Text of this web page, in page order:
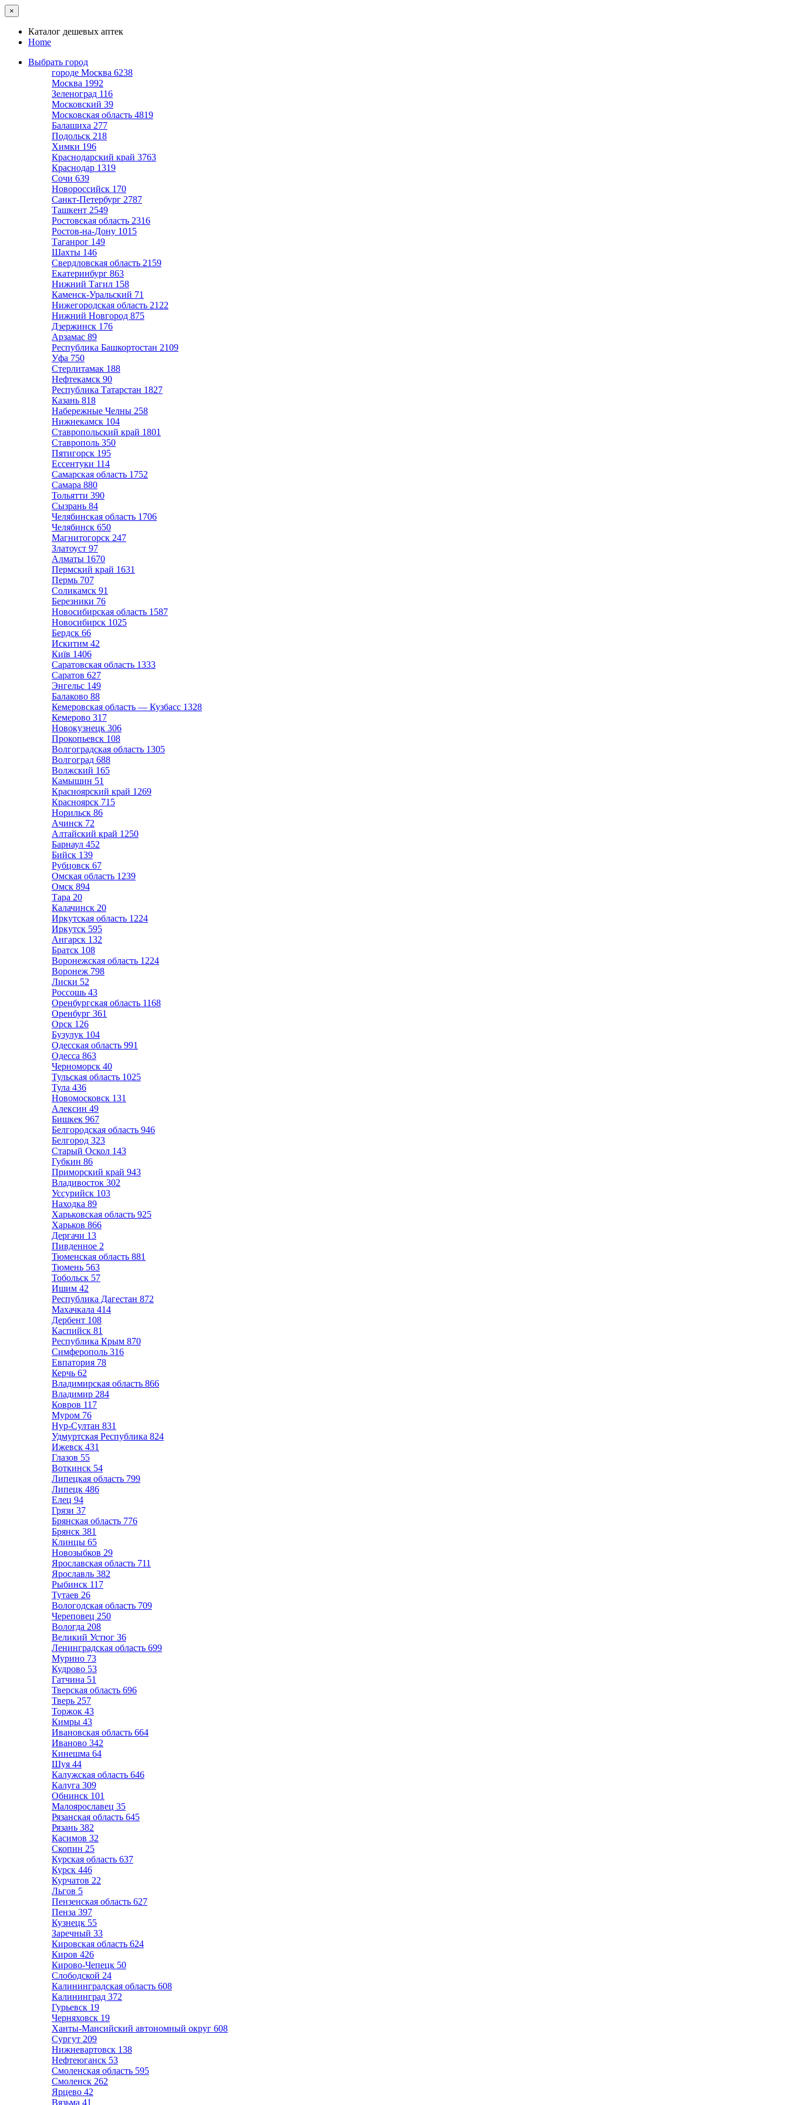
×
Каталог дешевых аптек
Home
Выбрать город
городе Москва 6238
Москва 1992
Зеленоград 116
Московский 39
Московская область 4819
Балашиха 277
Подольск 218
Химки 196
Краснодарский край 3763
Краснодар 1319
Сочи 639
Новороссийск 170
Санкт-Петербург 2787
Ташкент 2549
Ростовская область 2316
Ростов-на-Дону 1015
Таганрог 149
Шахты 146
Свердловская область 2159
Екатеринбург 863
Нижний Тагил 158
Каменск-Уральский 71
Нижегородская область 2122
Нижний Новгород 875
Дзержинск 176
Арзамас 89
Республика Башкортостан 2109
Уфа 750
Стерлитамак 188
Нефтекамск 90
Республика Татарстан 1827
Казань 818
Набережные Челны 258
Нижнекамск 104
Ставропольский край 1801
Ставрополь 350
Пятигорск 195
Ессентуки 114
Самарская область 1752
Самара 880
Тольятти 390
Сызрань 84
Челябинская область 1706
Челябинск 650
Магнитогорск 247
Златоуст 97
Алматы 1670
Пермский край 1631
Пермь 707
Соликамск 91
Березники 76
Новосибирская область 1587
Новосибирск 1025
Бердск 66
Искитим 42
Київ 1406
Саратовская область 1333
Саратов 627
Энгельс 149
Балаково 88
Кемеровская область — Кузбасс 1328
Кемерово 317
Новокузнецк 306
Прокопьевск 108
Волгоградская область 1305
Волгоград 688
Волжский 165
Камышин 51
Красноярский край 1269
Красноярск 715
Норильск 86
Ачинск 72
Алтайский край 1250
Барнаул 452
Бийск 139
Рубцовск 67
Омская область 1239
Омск 894
Тара 20
Калачинск 20
Иркутская область 1224
Иркутск 595
Ангарск 132
Братск 108
Воронежская область 1224
Воронеж 798
Лиски 52
Россошь 43
Оренбургская область 1168
Оренбург 361
Орск 126
Бузулук 104
Одесская область 991
Одесса 863
Черноморск 40
Тульская область 1025
Тула 436
Новомосковск 131
Алексин 49
Бишкек 967
Белгородская область 946
Белгород 323
Старый Оскол 143
Губкин 86
Приморский край 943
Владивосток 302
Уссурийск 103
Находка 89
Харьковская область 925
Харьков 866
Дергачи 13
Пивденное 2
Тюменская область 881
Тюмень 563
Тобольск 57
Ишим 42
Республика Дагестан 872
Махачкала 414
Дербент 108
Каспийск 81
Республика Крым 870
Симферополь 316
Евпатория 78
Керчь 62
Владимирская область 866
Владимир 284
Ковров 117
Муром 76
Нур-Султан 831
Удмуртская Республика 824
Ижевск 431
Глазов 55
Воткинск 54
Липецкая область 799
Липецк 486
Елец 94
Грязи 37
Брянская область 776
Брянск 381
Клинцы 65
Новозыбков 29
Ярославская область 711
Ярославль 382
Рыбинск 117
Тутаев 26
Вологодская область 709
Череповец 250
Вологда 208
Великий Устюг 36
Ленинградская область 699
Мурино 73
Кудрово 53
Гатчина 51
Тверская область 696
Тверь 257
Торжок 43
Кимры 43
Ивановская область 664
Иваново 342
Кинешма 64
Шуя 44
Калужская область 646
Калуга 309
Обнинск 101
Малоярославец 35
Рязанская область 645
Рязань 382
Касимов 32
Скопин 25
Курская область 637
Курск 446
Курчатов 22
Льгов 5
Пензенская область 627
Пенза 397
Кузнецк 55
Заречный 33
Кировская область 624
Киров 426
Кирово-Чепецк 50
Слободской 24
Калининградская область 608
Калининград 372
Гурьевск 19
Черняховск 19
Ханты-Мансийский автономный округ 608
Сургут 209
Нижневартовск 138
Нефтеюганск 53
Смоленская область 595
Смоленск 262
Ярцево 42
Вязьма 41